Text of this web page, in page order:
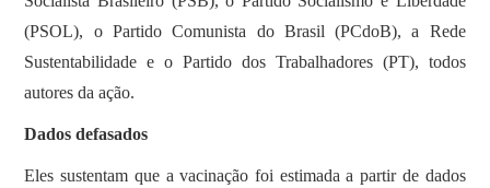
(PSOL), o Partido Comunista do Brasil (PCdoB), a Rede
Sustentabilidade e o Partido dos Trabalhadores (PT), todos
autores da ação.
Dados defasados
Eles sustentam que a vacinação foi estimada a partir de dados